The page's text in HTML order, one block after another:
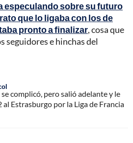
especulando sobre su futuro
que lo ligaba con los de
pronto a finalizar, cosa que
seguidores e hinchas del
se complicó, pero salió adelante y le
al Estrasburgo por la Liga de Francia